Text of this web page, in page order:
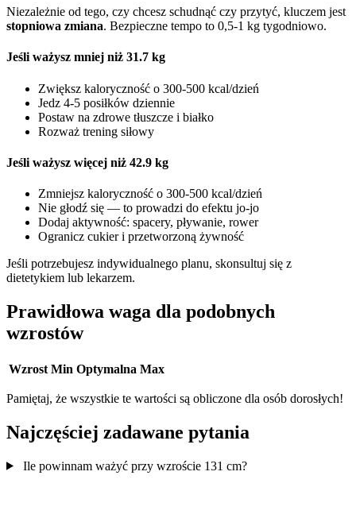
Niezależnie od tego, czy chcesz schudnąć czy przytyć, kluczem jest
stopniowa zmiana. Bezpieczne tempo to 0,5-1 kg tygodniowo.
Jeśli ważysz mniej niż 31.7 kg
Zwiększ kaloryczność o 300-500 kcal/dzień
Jedz 4-5 posiłków dziennie
Postaw na zdrowe tłuszcze i białko
Rozważ trening siłowy
Jeśli ważysz więcej niż 42.9 kg
Zmniejsz kaloryczność o 300-500 kcal/dzień
Nie głodź się — to prowadzi do efektu jo-jo
Dodaj aktywność: spacery, pływanie, rower
Ogranicz cukier i przetworzoną żywność
Jeśli potrzebujesz indywidualnego planu, skonsultuj się z
dietetykiem lub lekarzem.
Prawidłowa waga dla podobnych
wzrostów
Wzrost Min Optymalna Max
Pamiętaj, że wszystkie te wartości są obliczone dla osób dorosłych!
Najczęściej zadawane pytania
Ile powinnam ważyć przy wzroście 131 cm?